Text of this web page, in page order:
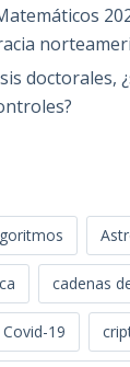
doctorales,
cadenas
Covid-19